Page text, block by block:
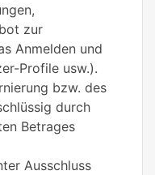
zur
Anmelden und
Profile usw.).
bzw. des
durch
Betrages
Ausschluss